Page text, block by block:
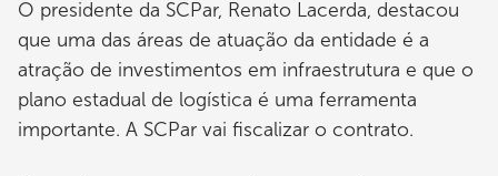
O presidente da SCPar, Renato Lacerda, destacou
que uma das áreas de atuação da entidade é a
atração de investimentos em infraestrutura e que o
plano estadual de logística é uma ferramenta
importante. A SCPar vai fiscalizar o contrato.